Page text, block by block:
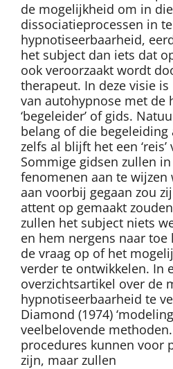
de mogelijkheid om in die
dissociatieprocessen in
hypnotiseerbaarheid,
het subject dan iets dat
ook veroorzaakt wordt
therapeut. In deze visie
van autohypnose met de
‘begeleider’ of gids.
belang of die
zelfs al blijft het een
Sommige gidsen zullen
fenomenen aan te wijzen
aan voorbij gegaan zou
attent op gemaakt
zullen het subject niets
en hem nergens naar
de vraag op of het
verder te ontwikkelen. In
overzichtsartikel over de
hypnotiseerbaarheid te
Diamond (1974)
veelbelovende
procedures kunnen voor
zijn, maar zullen